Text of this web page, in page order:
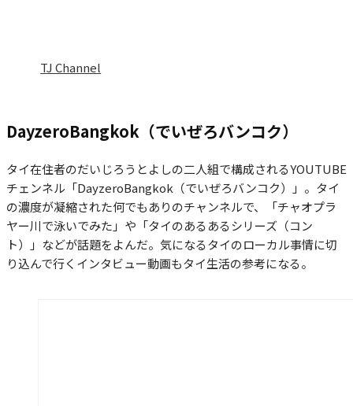
TJ Channel
DayzeroBangkok（でいぜろバンコク）
タイ在住者のだいじろうとよしの二人組で構成されるYOUTUBE
チェンネル「DayzeroBangkok（でいぜろバンコク）」。タイ
の濃度が凝縮された何でもありのチャンネルで、「チャオプラ
ヤー川で泳いでみた」や「タイのあるあるシリーズ（コン
ト）」などが話題をよんだ。気になるタイのローカル事情に切
り込んで行くインタビュー動画もタイ生活の参考になる。